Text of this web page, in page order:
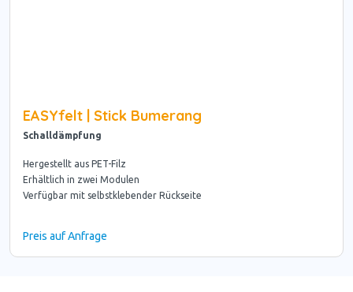
EASYfelt | Stick Bumerang
Schalldämpfung
Hergestellt aus PET-Filz
Erhältlich in zwei Modulen
Verfügbar mit selbstklebender Rückseite
Preis auf Anfrage